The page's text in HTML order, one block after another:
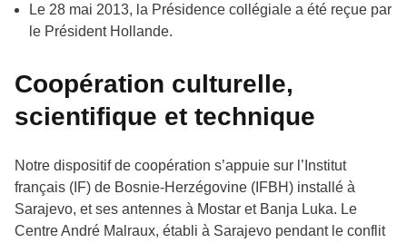
Le 28 mai 2013, la Présidence collégiale a été reçue par
le Président Hollande.
Coopération culturelle,
scientifique et technique
Notre dispositif de coopération s’appuie sur l’Institut
français (IF) de Bosnie-Herzégovine (IFBH) installé à
Sarajevo, et ses antennes à Mostar et Banja Luka. Le
Centre André Malraux, établi à Sarajevo pendant le conflit